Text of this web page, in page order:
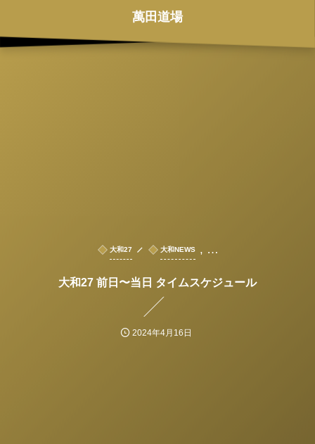
萬田道場
大和27 大和NEWS , …
大和27 前日〜当日 タイムスケジュール
2024年4月16日